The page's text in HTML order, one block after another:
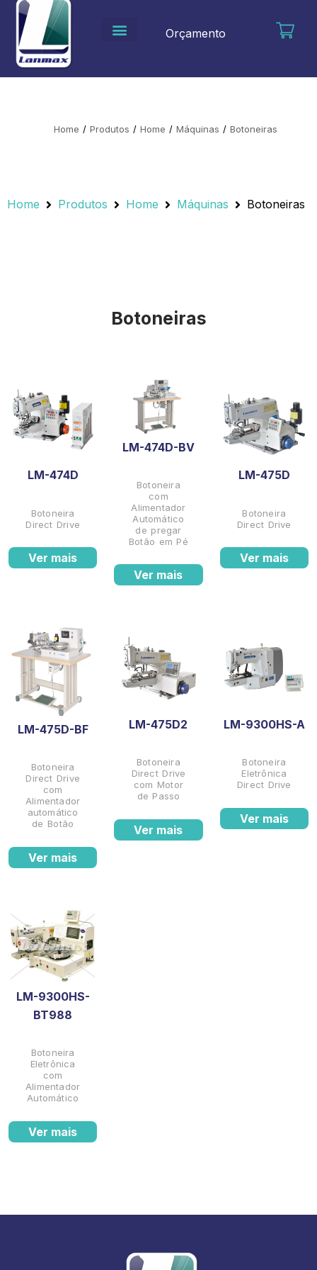
para
conteúdo
Orçamento
Home / Produtos / Home / Máquinas / Botoneiras
Home Produtos Home Máquinas Botoneiras
Botoneiras
LM-474D
Botoneira
Direct Drive
Ver mais
LM-474D-BV
Botoneira
com
Alimentador
Automático
de pregar
Botão em Pé
Ver mais
LM-475D
Botoneira
Direct Drive
Ver mais
LM-475D-BF
Botoneira
Direct Drive
com
Alimentador
automático
de Botão
Ver mais
LM-475D2
Botoneira
Direct Drive
com Motor
de Passo
Ver mais
LM-9300HS-A
Botoneira
Eletrônica
Direct Drive
Ver mais
LM-9300HS-
BT988
Botoneira
Eletrônica
com
Alimentador
Automático
Ver mais